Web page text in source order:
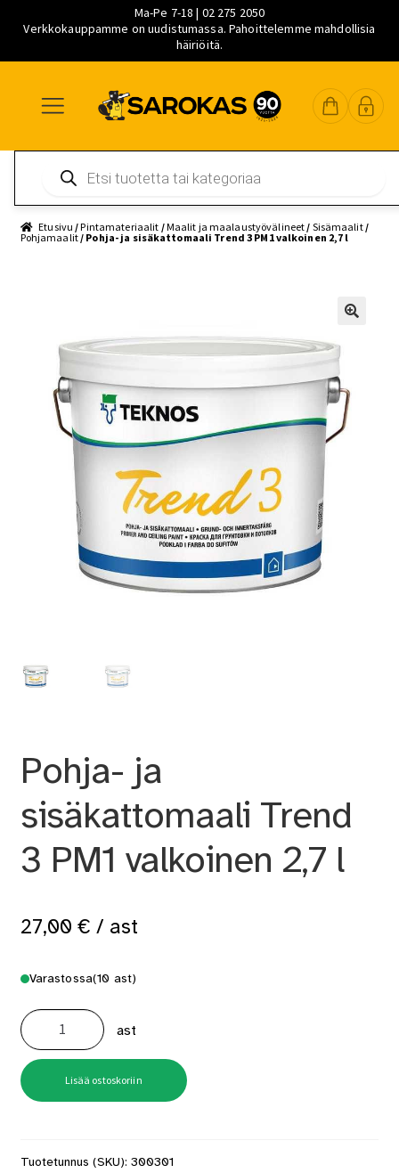
Ma-Pe 7-18 | 02 275 2050
Verkkokauppamme on uudistumassa. Pahoittelemme mahdollisia
häiriöitä.
navigointiin
sisältöön
pääsisältöön
search
Etusivu /Pintamateriaalit /Maalit ja maalaustyövälineet / Sisämaalit/
Pohjamaalit/ Pohja- ja sisäkattomaali Trend 3 PM1 valkoinen 2,7 l
Pohja- ja
sisäkattomaali Trend
3 PM1 valkoinen 2,7 l
27,00 € / ast
Varastossa(10 ast)
Pohja-
ja
sisäkattomaali
Trend
PM1
valkoinen
2,7
ast
Lisää ostoskoriin
Tuotetunnus (SKU): 300301